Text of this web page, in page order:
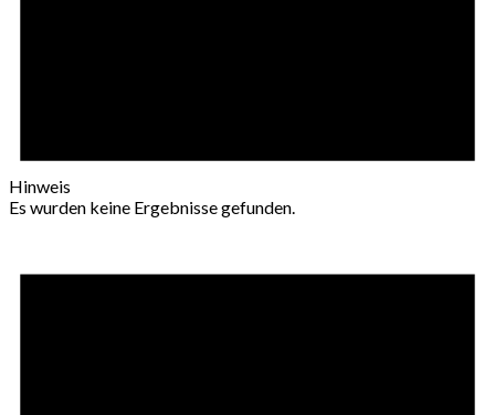
Hinweis
Es wurden keine Ergebnisse gefunden.